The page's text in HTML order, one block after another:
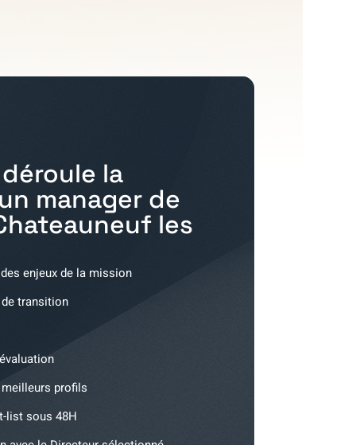
la
manager de
les
enjeux de la mission
transition
profils
list sous 48H